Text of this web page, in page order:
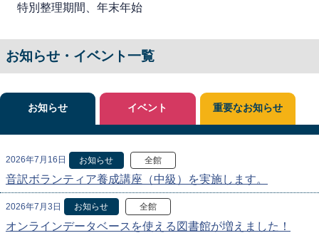
特別整理期間、年末年始
お知らせ・イベント一覧
お知らせ
2026年7月16日 お知らせ 全館
音訳ボランティア養成講座（中級）を実施します。
2026年7月3日 お知らせ 全館
オンラインデータベースを使える図書館が増えました！
イベント 重要なお知らせ